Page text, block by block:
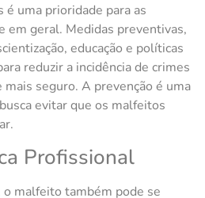
uma prioridade para as
em geral. Medidas preventivas,
educação e políticas
reduzir a incidência de crimes
seguro. A prevenção é uma
evitar que os malfeitos
Profissional
malfeito também pode se